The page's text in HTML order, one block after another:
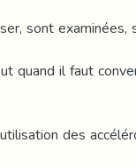
sont examinées,
quand il faut
des